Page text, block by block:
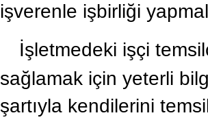
işverenle işbirliği
İşletmedeki işçi
sağlamak için yeterli
şartıyla kendilerini